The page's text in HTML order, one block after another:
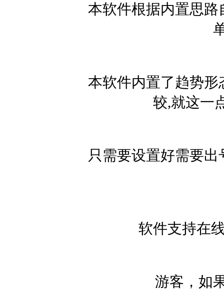
本软件根据内置思
本软件内置了趋势
较,就这一
只需要设置好需要
软件支持在
游客，如